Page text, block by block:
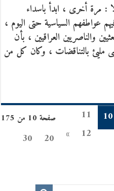
: مرة أخرى ، ابدأ باسداء
عواطفهم السياسية حتى اليوم ،
والناصريين العراقيين ، بأن
مليئ بالتناقضات ، وكان كل من
صفحة 10 من 175 10
11
12
»
20
30